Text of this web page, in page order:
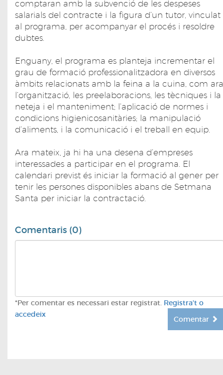
comptaran amb la subvenció de les despeses
salarials del contracte i la figura d’un tutor, vinculat
al programa, per acompanyar el procés i resoldre
dubtes.
Enguany, el programa es planteja incrementar el
grau de formació professionalitzadora en diversos
àmbits relacionats amb la feina a la cuina, com ara
l’organització, les preelaboracions, les tècniques i la
neteja i el manteniment; l’aplicació de normes i
condicions higienicosanitàries; la manipulació
d’aliments, i la comunicació i el treball en equip.
Ara mateix, ja hi ha una desena d’empreses
interessades a participar en el programa. El
calendari previst és iniciar la formació al gener per
tenir les persones disponibles abans de Setmana
Santa per iniciar la contractació.
Comentaris (0)
*Per comentar es necessari estar registrat. Registra't o
accedeix
Comentar